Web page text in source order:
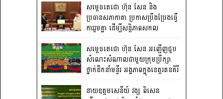
សម្តេចតេជោ ហ៊ុន សែន និង
ប្រធានសភាកាតា ប្រកាសប្រឹងប្រែងធ្វើ
ការ​រួមគ្នា ដើម្បីសន្តិភាពសកល
សម្តេចតេជោ ហ៊ុន សែន អញ្ជើញជួប
សំណេះសំណាលជាមួយក្រុមប្រឹក្សា
ថ្នាក់ដឹកនាំមន្ទីរ អង្គភាពក្នុងខេត្តរតនគិរី
នាយឧត្តមសេនីយ៍ វង្ស ពិសេន